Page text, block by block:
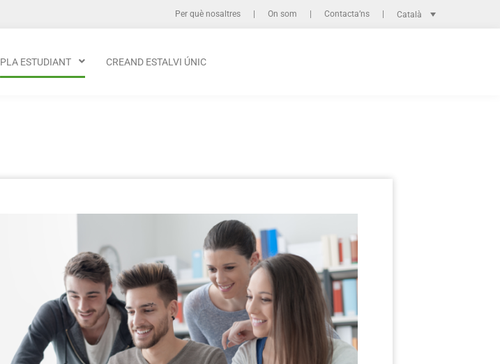
Per què nosaltres On som Contacta’ns Català
PLA ESTUDIANT CREAND ESTALVI ÚNIC